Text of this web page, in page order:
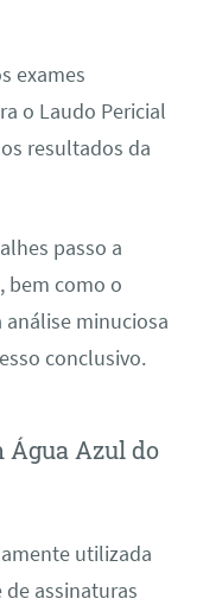
exames
o Laudo Pericial
resultados da
passo a
bem como o
minuciosa
conclusivo.
Água Azul do
utilizada
assinaturas